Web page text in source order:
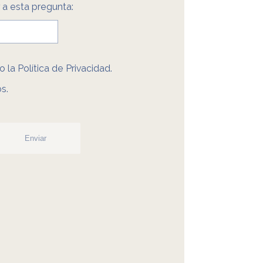
esta pregunta:
la Política de Privacidad.
Enviar